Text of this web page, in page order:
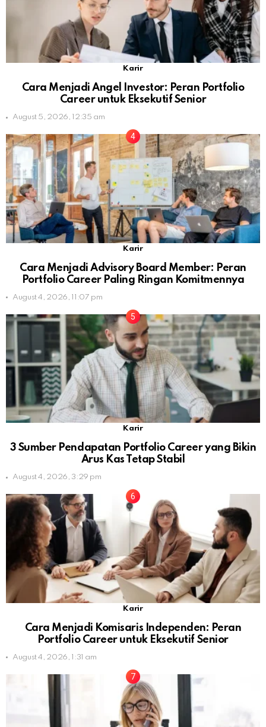
Karir
Cara Menjadi Angel Investor: Peran Portfolio
Career untuk Eksekutif Senior
August 5, 2026, 12:35 am
Karir
Cara Menjadi Advisory Board Member: Peran
Portfolio Career Paling Ringan Komitmennya
August 4, 2026, 11:07 pm
Karir
3 Sumber Pendapatan Portfolio Career yang Bikin
Arus Kas Tetap Stabil
August 4, 2026, 3:29 pm
Karir
Cara Menjadi Komisaris Independen: Peran
Portfolio Career untuk Eksekutif Senior
August 4, 2026, 1:31 am